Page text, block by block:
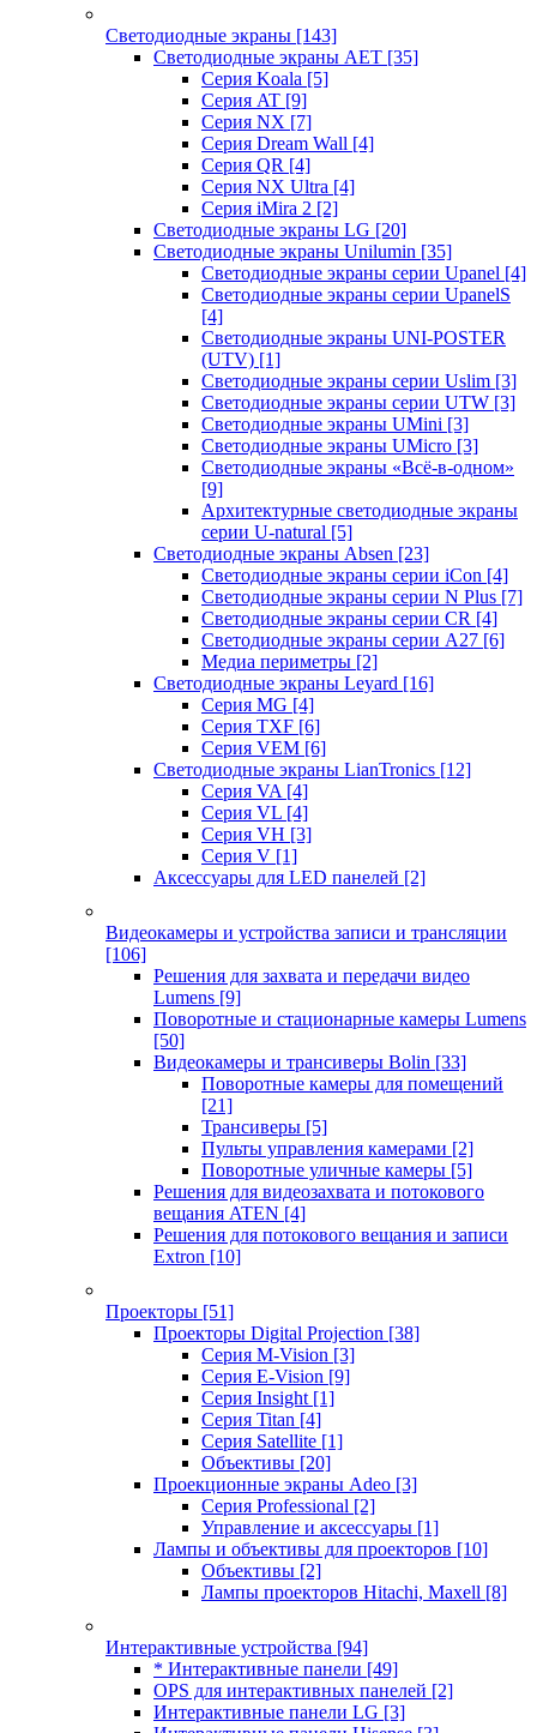
Светодиодные экраны [143]
Светодиодные экраны AET [35]
Cерия Koala [5]
Серия AT [9]
Серия NX [7]
Серия Dream Wall [4]
Серия QR [4]
Серия NX Ultra [4]
Серия iMira 2 [2]
Светодиодные экраны LG [20]
Светодиодные экраны Unilumin [35]
Светодиодные экраны серии Upanel [4]
Светодиодные экраны серии UpanelS
[4]
Светодиодные экраны UNI-POSTER
(UTV) [1]
Светодиодные экраны серии Uslim [3]
Светодиодные экраны серии UTW [3]
Светодиодные экраны UMini [3]
Светодиодные экраны UMicro [3]
Светодиодные экраны «Всё-в-одном»
[9]
Архитектурные светодиодные экраны
серии U-natural [5]
Светодиодные экраны Absen [23]
Светодиодные экраны серии iCon [4]
Светодиодные экраны серии N Plus [7]
Светодиодные экраны серии CR [4]
Светодиодные экраны серии А27 [6]
Медиа периметры [2]
Светодиодные экраны Leyard [16]
Серия MG [4]
Серия TXF [6]
Серия VEM [6]
Светодиодные экраны LianTronics [12]
Серия VA [4]
Серия VL [4]
Серия VH [3]
Серия V [1]
Аксессуары для LED панелей [2]
Видеокамеры и устройства записи и трансляции
[106]
Решения для захвата и передачи видео
Lumens [9]
Поворотные и стационарные камеры Lumens
[50]
Видеокамеры и трансиверы Bolin [33]
Поворотные камеры для помещений
[21]
Трансиверы [5]
Пульты управления камерами [2]
Поворотные уличные камеры [5]
Решения для видеозахвата и потокового
вещания ATEN [4]
Решения для потокового вещания и записи
Extron [10]
Проекторы [51]
Проекторы Digital Projection [38]
Серия M-Vision [3]
Серия E-Vision [9]
Серия Insight [1]
Серия Titan [4]
Серия Satellite [1]
Объективы [20]
Проекционные экраны Adeo [3]
Серия Professional [2]
Управление и аксессуары [1]
Лампы и объективы для проекторов [10]
Объективы [2]
Лампы проекторов Hitachi, Maxell [8]
Интерактивные устройства [94]
* Интерактивные панели [49]
OPS для интерактивных панелей [2]
Интерактивные панели LG [3]